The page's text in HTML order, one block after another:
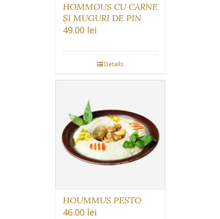
HOMMOUS CU CARNE
ȘI MUGURI DE PIN
49.00 lei
Details
HOUMMUS PESTO
46.00 lei